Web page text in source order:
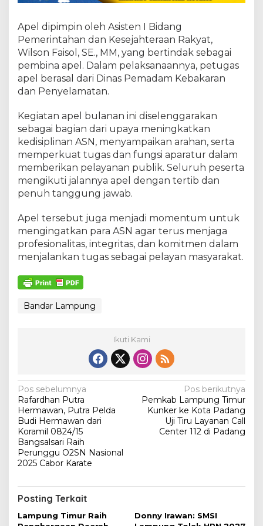
Apel dipimpin oleh Asisten I Bidang
Pemerintahan dan Kesejahteraan Rakyat,
Wilson Faisol, SE., MM, yang bertindak sebagai
pembina apel. Dalam pelaksanaannya, petugas
apel berasal dari Dinas Pemadam Kebakaran
dan Penyelamatan.
Kegiatan apel bulanan ini diselenggarakan
sebagai bagian dari upaya meningkatkan
kedisiplinan ASN, menyampaikan arahan, serta
memperkuat tugas dan fungsi aparatur dalam
memberikan pelayanan publik. Seluruh peserta
mengikuti jalannya apel dengan tertib dan
penuh tanggung jawab.
Apel tersebut juga menjadi momentum untuk
mengingatkan para ASN agar terus menjaga
profesionalitas, integritas, dan komitmen dalam
menjalankan tugas sebagai pelayan masyarakat.
Bandar Lampung
Ikuti Kami
N
a
v
i
g
s
i
Pos sebelumnya
Rafardhan Putra
Hermawan, Putra Pelda
Budi Hermawan dari
Koramil 0824/15
Bangsalsari Raih
Perunggu O2SN Nasional
2025 Cabor Karate
Pos berikutnya
Pemkab Lampung Timur
Kunker ke Kota Padang
Uji Tiru Layanan Call
Center 112 di Padang
Posting Terkait
Lampung Timur Raih
Donny Irawan: SMSI